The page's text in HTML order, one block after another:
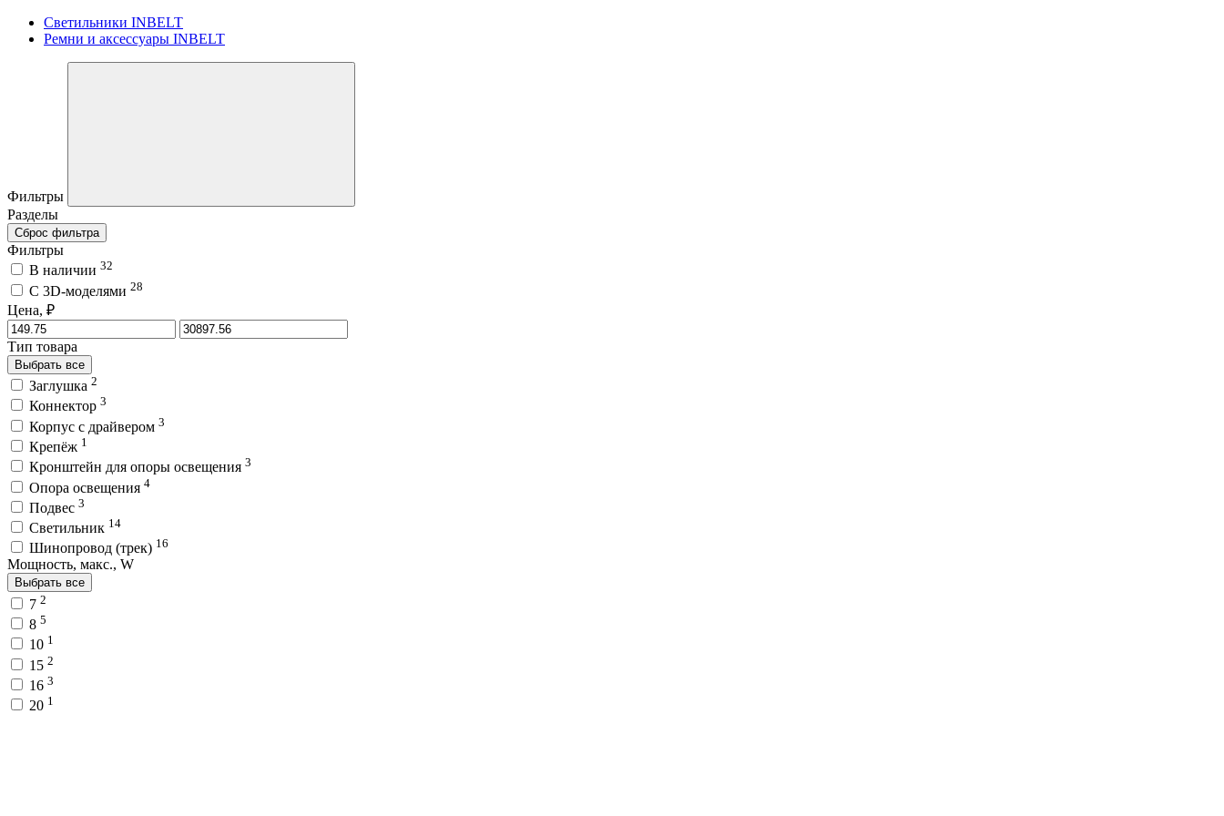
Светильники INBELT
Ремни и аксессуары INBELT
Фильтры
Разделы
Сброс фильтра
Фильтры
В наличии 32
C 3D-моделями 28
Цена, ₽
Тип товара
Выбрать все
Заглушка 2
Коннектор 3
Корпус с драйвером 3
Крепёж 1
Кронштейн для опоры освещения 3
Опора освещения 4
Подвес 3
Светильник 14
Шинопровод (трек) 16
Мощность, макс., W
Выбрать все
7 2
8 5
10 1
15 2
16 3
20 1